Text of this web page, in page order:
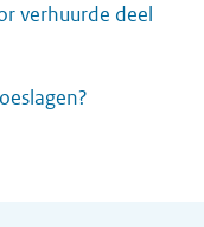
verhuurde deel